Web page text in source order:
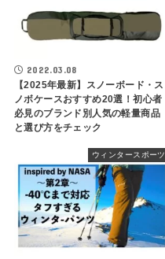
2022.03.08
【2025年最新】スノーボード・ス
ノボケースおすすめ20選！初心者
必見のブランド別人気の軽量商品
と選び方をチェック
ウィンタースポーツ